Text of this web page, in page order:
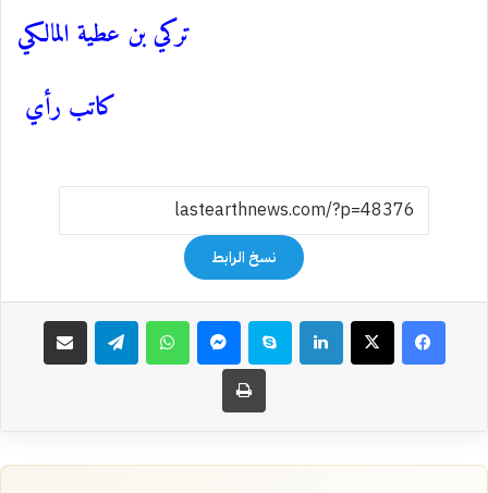
تركي بن عطية المالكي
كاتب رأي
نسخ الرابط
فيسبوك‫X لينكدإن سكايب ماسنجر واتساب تيلقرام مشاركة عبر البريد
طباعة